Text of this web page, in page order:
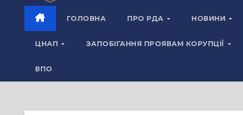
ГОЛОВНА ПРО РДА НОВИНИ
ЦНАП ЗАПОБІГАННЯ ПРОЯВАМ КОРУПЦІЇ
ВПО